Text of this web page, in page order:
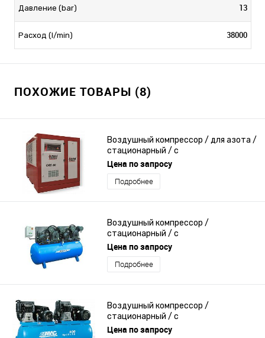
Давление (bar) 13
Расход (l/min) 38000
ПОХОЖИЕ ТОВАРЫ (8)
Воздушный компрессор / для азота /
стационарный / с
электродвигателем
Цена по запросу
Подробнее
Воздушный компрессор /
стационарный / с
электродвигателем / поршневый
Цена по запросу
Подробнее
Воздушный компрессор /
стационарный / с
электродвигателем / поршневый
Цена по запросу